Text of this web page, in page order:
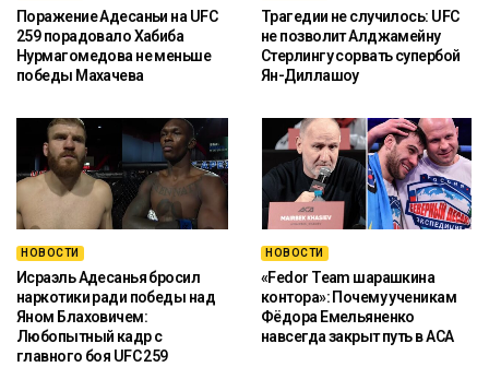
Поражение Адесаньи на UFC
259 порадовало Хабиба
Нурмагомедова не меньше
победы Махачева
Трагедии не случилось: UFC
не позволит Алджамейну
Стерлингу сорвать супербой
Ян-Диллашоу
НОВОСТИ
Исраэль Адесанья бросил
наркотики ради победы над
Яном Блаховичем:
Любопытный кадр с
главного боя UFC 259
НОВОСТИ
«Fedor Team шарашкина
контора»: Почему ученикам
Фёдора Емельяненко
навсегда закрыт путь в ACA